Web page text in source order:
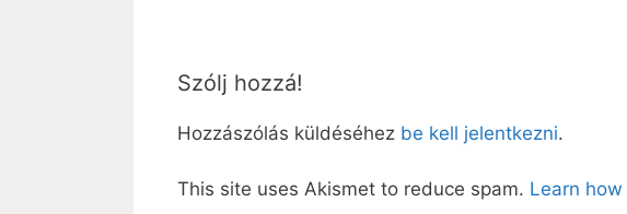
Szólj hozzá!
Hozzászólás küldéséhez be kell jelentkezni.
This site uses Akismet to reduce spam. Learn